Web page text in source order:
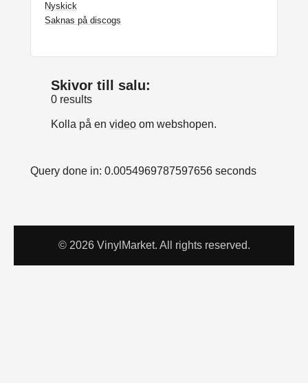
Nyskick
Saknas på discogs
Skivor till salu:
0 results
Kolla på envideo om webshopen.
Query done in: 0.0054969787597656 seconds
© 2026 VinylMarket. All rights reserved.